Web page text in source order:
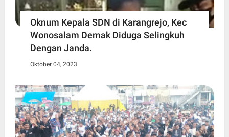
Oknum Kepala SDN di Karangrejo, Kec
Wonosalam Demak Diduga Selingkuh
Dengan Janda.
Oktober 04, 2023